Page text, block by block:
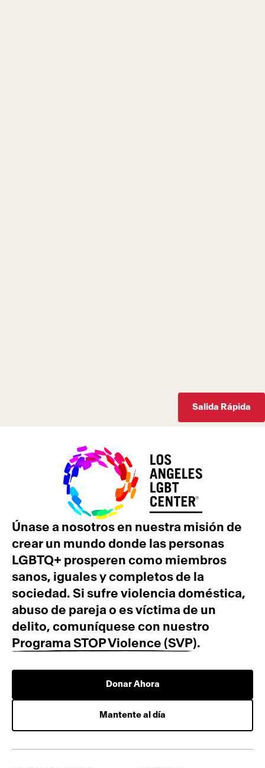
Salida Rápida
Únase a nosotros en nuestra misión de
crear un mundo donde las personas
LGBTQ+ prosperen como miembros
sanos, iguales y completos de la
sociedad. Si sufre violencia doméstica,
abuso de pareja o es víctima de un
delito, comuníquese con nuestro
Programa STOP Violence (SVP).
Donar Ahora
Mantente al día